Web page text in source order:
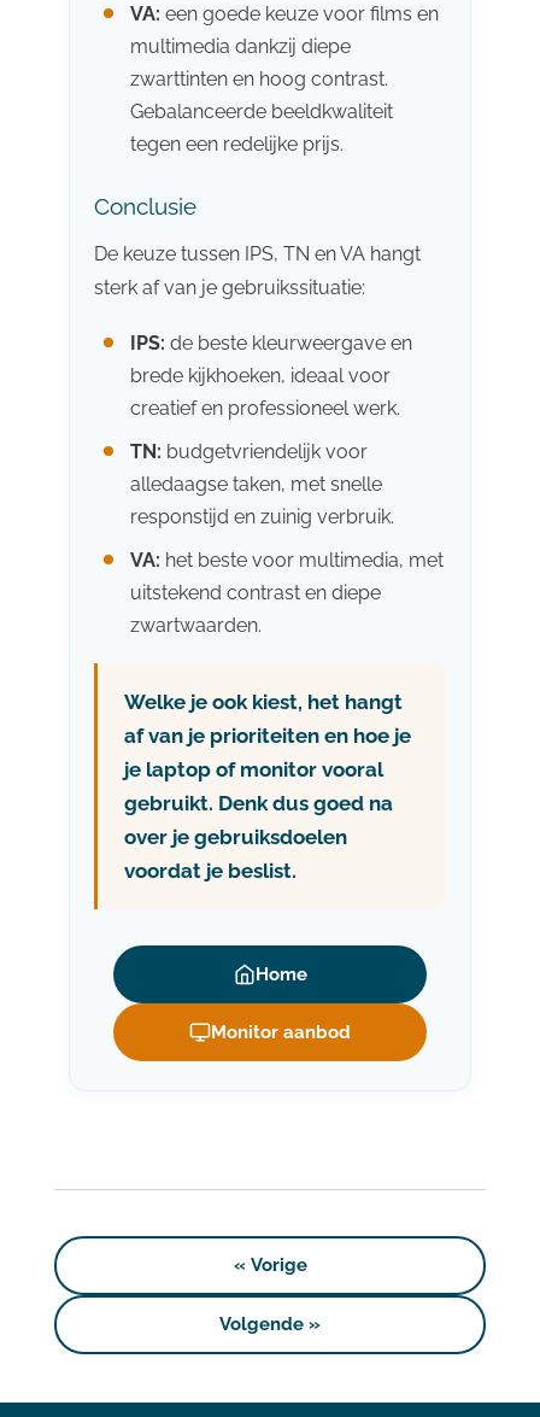
VA: een goede keuze voor films en
multimedia dankzij diepe
zwarttinten en hoog contrast.
Gebalanceerde beeldkwaliteit
tegen een redelijke prijs.
Conclusie
De keuze tussen IPS, TN en VA hangt
sterk af van je gebruikssituatie:
IPS: de beste kleurweergave en
brede kijkhoeken, ideaal voor
creatief en professioneel werk.
TN: budgetvriendelijk voor
alledaagse taken, met snelle
responstijd en zuinig verbruik.
VA: het beste voor multimedia, met
uitstekend contrast en diepe
zwartwaarden.
Welke je ook kiest, het hangt
af van je prioriteiten en hoe je
je laptop of monitor vooral
gebruikt. Denk dus goed na
over je gebruiksdoelen
voordat je beslist.
Home
Monitor aanbod
« Vorige
Volgende »